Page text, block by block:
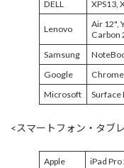
DELL
XPS13,
Lenovo
Air 12",
Carbon
Samsung
Google
Microsoft
Surface
<スマートフォン・タブ
Apple iPad